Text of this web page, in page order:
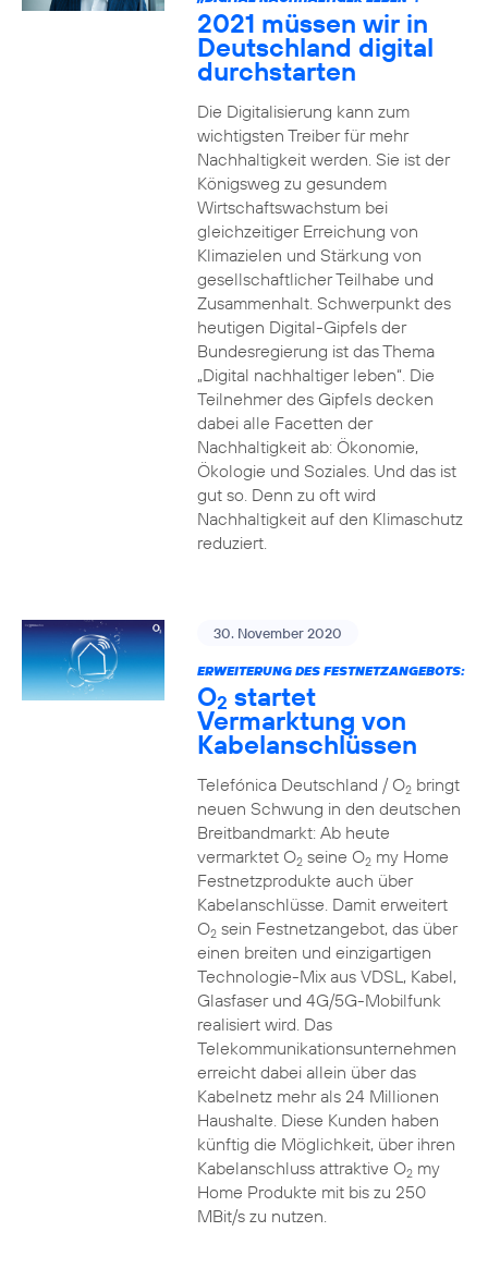
2021 müssen wir in
Deutschland digital
durchstarten
Die Digitalisierung kann zum
wichtigsten Treiber für mehr
Nachhaltigkeit werden. Sie ist der
Königsweg zu gesundem
Wirtschaftswachstum bei
gleichzeitiger Erreichung von
Klimazielen und Stärkung von
gesellschaftlicher Teilhabe und
Zusammenhalt. Schwerpunkt des
heutigen Digital-Gipfels der
Bundesregierung ist das Thema
„Digital nachhaltiger leben“. Die
Teilnehmer des Gipfels decken
dabei alle Facetten der
Nachhaltigkeit ab: Ökonomie,
Ökologie und Soziales. Und das ist
gut so. Denn zu oft wird
Nachhaltigkeit auf den Klimaschutz
reduziert.
30. November 2020
ERWEITERUNG DES FESTNETZANGEBOTS:
O2 startet
Vermarktung von
Kabelanschlüssen
Telefónica Deutschland / O2bringt
neuen Schwung in den deutschen
Breitbandmarkt: Ab heute
vermarktet O2seine O2my Home
Festnetzprodukte auch über
Kabelanschlüsse. Damit erweitert
O2sein Festnetzangebot, das über
einen breiten und einzigartigen
Technologie-Mix aus VDSL, Kabel,
Glasfaser und 4G/5G-Mobilfunk
realisiert wird. Das
Telekommunikationsunternehmen
erreicht dabei allein über das
Kabelnetz mehr als 24 Millionen
Haushalte. Diese Kunden haben
künftig die Möglichkeit, über ihren
Kabelanschluss attraktive O2my
Home Produkte mit bis zu 250
MBit/s zu nutzen.